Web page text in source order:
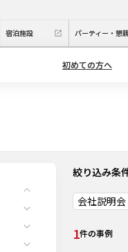
宿泊施設 パーティー・懇
初めての方へ
絞り込み条
会社説明会
1件の事例